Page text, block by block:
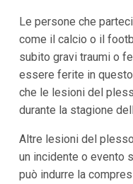
Le persone che
come il calcio o il
subito gravi traumi o
essere ferite in
che le lesioni del
durante la stagione
Altre lesioni del
un incidente o evento
può indurre la